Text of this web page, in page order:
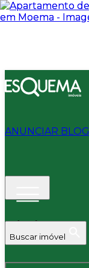
ANUNCIAR BLOG
Buscar imóvel